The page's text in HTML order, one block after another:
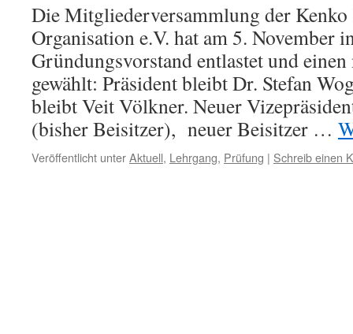
Die Mitgliederversammlung der Kenko
Organisation e.V. hat am 5. November
Gründungsvorstand entlastet und
gewählt: Präsident bleibt Dr. Stefan
bleibt Veit Völkner. Neuer
(bisher Beisitzer), neuer Beisitzer …
Veröffentlicht unterAktuell, Lehrgang, Prüfung | Schreib einen